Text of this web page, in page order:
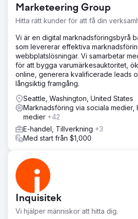
Marketeering Group
Hitta rätt kunder för att få din
Vi är en digital marknadsföringsbyrå
som levererar effektiva
webbplatslösningar. Vi samarbetar
för att bygga varumärkesauktoritet,
online, generera kvalificerade leads
långsiktig framgång.
Seattle, Washington, United States
Marknadsföring via sociala medier,
medier +42
E-handel, Tillverkning +3
Med start från $1,000
Inquisitek
Vi hjälper människor att hitta dig.